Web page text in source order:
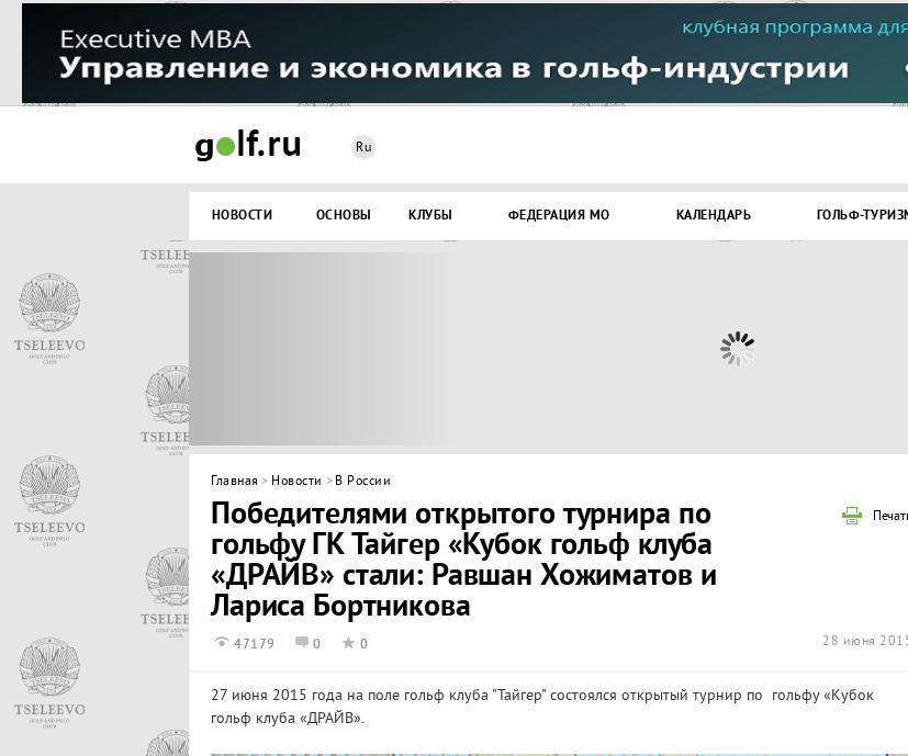
Ru
НОВОСТИ ОСНОВЫ КЛУБЫ ФЕДЕРАЦИЯ МО КАЛЕНДАРЬ ГОЛЬФ-
Главная > Новости > В России
Победителями открытого турнира по
гольфу ГК Тайгер «Кубок гольф клуба
«ДРАЙВ» стали: Равшан Хожиматов и
Лариса Бортникова
47179 0 0 28 июня
27 июня 2015 года на поле гольф клуба "Тайгер" состоялся открытый турнир по гольфу «Кубок
гольф клуба «ДРАЙВ».